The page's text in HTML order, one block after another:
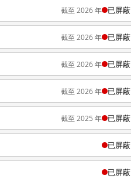
截至 2026 年 已屏蔽
截至 2026 年 已屏蔽
截至 2026 年 已屏蔽
截至 2026 年 已屏蔽
截至 2025 年 已屏蔽
已屏蔽
已屏蔽